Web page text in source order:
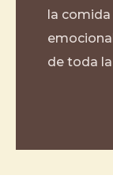
la
de toda